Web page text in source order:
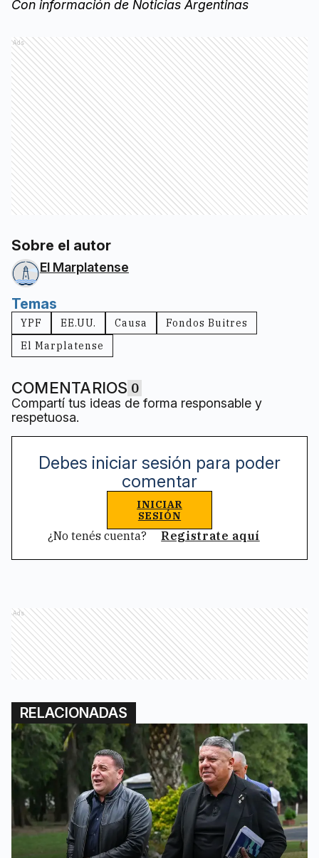
Con información de Noticias Argentinas
Ads
Sobre el autor
El Marplatense
Temas
YPF EE.UU. Causa
Fondos Buitres
El Marplatense
COMENTARIOS 0
Compartí tus ideas de forma responsable y
respetuosa.
Debes iniciar sesión para poder
comentar
INICIAR
SESIÓN
¿No tenés cuenta? Registrate aquí
Ads
RELACIONADAS